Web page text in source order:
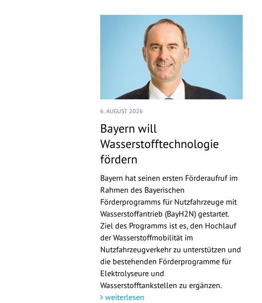
6. AUGUST 2026
Bayern will
Wasserstofftechnologie
fördern
Bayern hat seinen ersten Förderaufruf im
Rahmen des Bayerischen
Förderprogramms für Nutzfahrzeuge mit
Wasserstoffantrieb (BayH2N) gestartet.
Ziel des Programms ist es, den Hochlauf
der Wasserstoffmobilität im
Nutzfahrzeugverkehr zu unterstützen und
die bestehenden Förderprogramme für
Elektrolyseure und
Wasserstofftankstellen zu ergänzen.
weiterlesen